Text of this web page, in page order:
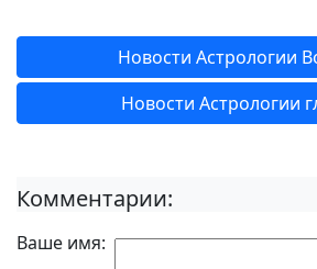
Новости Астрологии
Новости Астрологии
Комментарии:
Ваше имя: